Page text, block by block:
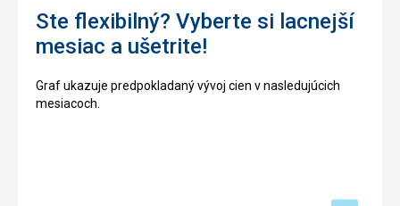
Ste flexibilný? Vyberte si lacnejší
mesiac a ušetrite!
Graf ukazuje predpokladaný vývoj cien v nasledujúcich
mesiacoch.